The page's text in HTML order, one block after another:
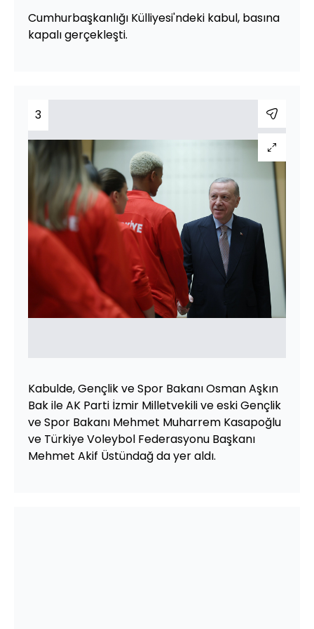
Cumhurbaşkanlığı Külliyesi'ndeki kabul, basına
kapalı gerçekleşti.
3
Kabulde, Gençlik ve Spor Bakanı Osman Aşkın
Bak ile AK Parti İzmir Milletvekili ve eski Gençlik
ve Spor Bakanı Mehmet Muharrem Kasapoğlu
ve Türkiye Voleybol Federasyonu Başkanı
Mehmet Akif Üstündağ da yer aldı.